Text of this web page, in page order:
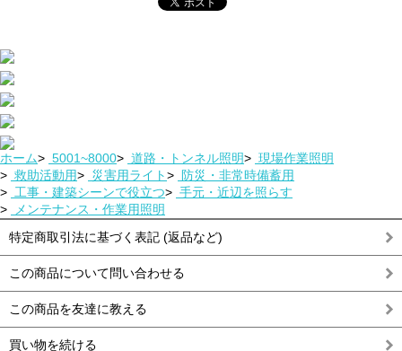
ホーム> 5001~8000> 道路・トンネル照明> 現場作業照明
> 救助活動用> 災害用ライト> 防災・非常時備蓄用
> 工事・建築シーンで役立つ> 手元・近辺を照らす
>
メンテナンス・作業用照明
特定商取引法に基づく表記 (返品など)
この商品について問い合わせる
この商品を友達に教える
買い物を続ける